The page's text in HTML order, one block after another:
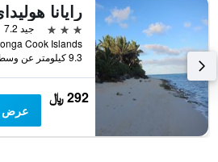
3 نجوم
جيد 7.2
9.3 كيلومتر عن وسط المدينة
292 ﷼
عرض